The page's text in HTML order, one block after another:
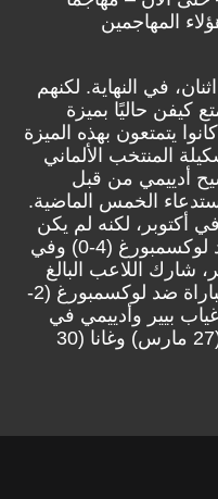
المهاجمين
في النهاية. لكنهم
كيفن حاليًا بميزة
يتمتعون بهذه الميزة
المنتخب الألماني
أدييمي من قبل
الخمس الماضية.
أكتوبر، لكنه لم يكن
ضمن التشكيلة في المباريات ضد لوكسمبورغ (4-0) وفي
0). في نوفمبر، شارك اللاعب البالغ
من العمر 24 عامًا كبديل في المباراة ضد لوكسمبورغ (2-
بيير وأدييمي في
المباراتين الوديتين ضد سويسرا (27 مارس) وغانا (30